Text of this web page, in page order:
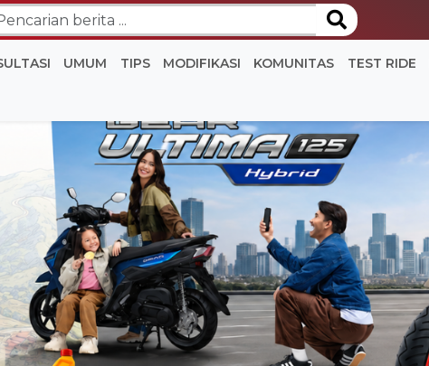
UMUM TIPS MODIFIKASI KOMUNITAS TEST RIDE